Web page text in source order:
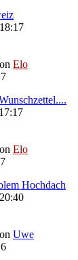
Elo
Elo
Hochdach
Uwe